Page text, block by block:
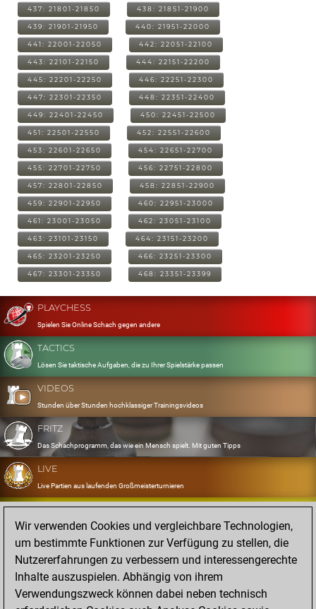
437: 21801-21850 438: 21851-21900
439: 21901-21950 440: 21951-22000
441: 22001-22050 442: 22051-22100
443: 22101-22150 444: 22151-22200
445: 22201-22250 446: 22251-22300
447: 22301-22350 448: 22351-22400
449: 22401-22450 450: 22451-22500
451: 22501-22550 452: 22551-22600
453: 22601-22650 454: 22651-22700
455: 22701-22750 456: 22751-22800
457: 22801-22850 458: 22851-22900
459: 22901-22950 460: 22951-23000
461: 23001-23050 462: 23051-23100
463: 23101-23150 464: 23151-23200
465: 23201-23250 466: 23251-23300
467: 23301-23350 468: 23351-23399
PLAYCHESS
Spielen Sie Online Schach gegen andere
TACTICS
Lösen Sie taktische Aufgaben, die zu Ihrer Spielstärke passen
VIDEOS
Stunden über Stunden hochklassiger Trainingsvideos
FRITZ
Das Schachprogramm, das wie ein Mensch spielt. Mit guten Tipps
LIVE
Live Partien aus laufenden Großmeisterturnieren
OPENINGS
Erfassen und Üben Sie Ihr Eröffnungsrepertoire
DATABASE
Acht Millionen starke Partien
MYGAMES
Speichern und analysieren Sie eigene Partien in der Cloud
Wir verwenden Cookies und vergleichbare Technologien,
um bestimmte Funktionen zur Verfügung zu stellen, die
Nutzererfahrungen zu verbessern und interessengerechte
Inhalte auszuspielen. Abhängig von ihrem
Verwendungszweck können dabei neben technisch